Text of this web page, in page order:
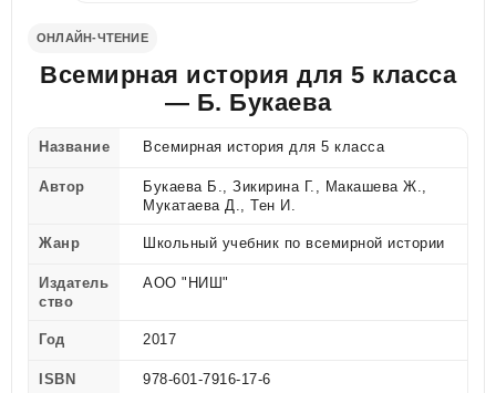
ОНЛАЙН-ЧТЕНИЕ
Всемирная история для 5 класса
— Б. Букаева
Название Всемирная история для 5 класса
Автор
Букаева Б., Зикирина Г., Макашева Ж.,
Мукатаева Д., Тен И.
Жанр Школьный учебник по всемирной истории
Издатель
ство
АОО "НИШ"
Год 2017
ISBN 978-601-7916-17-6